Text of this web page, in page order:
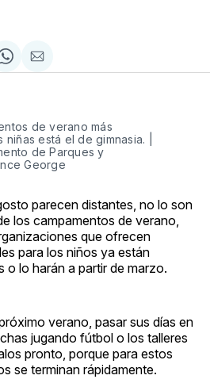
Share
on
Compartir
via
de verano más
está el de gimnasia. |
de Parques y
George
parecen distantes, no lo son
los campamentos de verano,
que ofrecen
para los niños ya están
o lo harán a partir de marzo.
verano, pasar sus días en
jugando fútbol o los talleres
pronto, porque para estos
se terminan rápidamente.